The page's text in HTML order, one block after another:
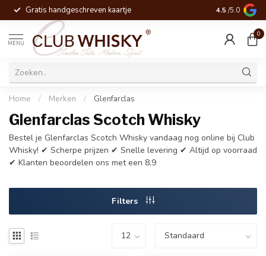
Gratis handgeschreven kaartje Voor 16:00
4.5 /5.0
MENU
0
Home / Merken / Glenfarclas
Glenfarclas Scotch Whisky
Bestel je Glenfarclas Scotch Whisky vandaag nog online bij Club
Whisky! ✔ Scherpe prijzen ✔ Snelle levering ✔ Altijd op voorraad
✔ Klanten beoordelen ons met een 8,9
Filters